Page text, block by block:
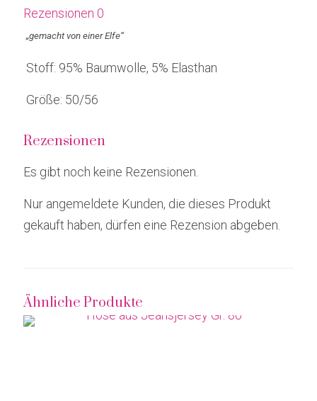
Rezensionen 0
„gemacht von einer Elfe“
Stoff: 95% Baumwolle, 5% Elasthan
Größe: 50/56
Rezensionen
Es gibt noch keine Rezensionen.
Nur angemeldete Kunden, die dieses Produkt
gekauft haben, dürfen eine Rezension abgeben.
Ähnliche Produkte